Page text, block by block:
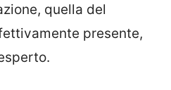
quella del
presente,